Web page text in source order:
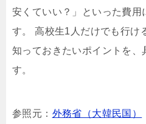
安くていい？」といった費用
す。 高校生1人だけでも行け
知っておきたいポイントを、
す。
参照元： 外務省（大韓民国）